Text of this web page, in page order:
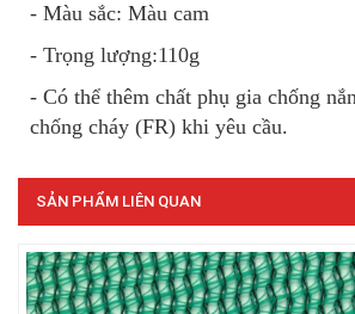
- Màu sắc: Màu cam
- Trọng lượng:110g
- Có thể thêm chất phụ gia chống
chống cháy (FR) khi yêu cầu.
SẢN PHẨM LIÊN QUAN